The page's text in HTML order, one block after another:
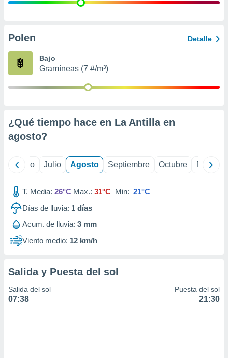
publicidad
de
Polen Detalle
Bajo
Gramíneas (7 #/m³)
¿Qué tiempo hace en La Antilla en
agosto?
Junio Julio Agosto Septiembre Octubre
T. Media: 26°C Max.: 31°C Min: 21°C
Días de lluvia: 1 días
Acum. de lluvia: 3 mm
Viento medio: 12 km/h
Salida y Puesta del sol
Salida del sol
07:38
Puesta del sol
21:30